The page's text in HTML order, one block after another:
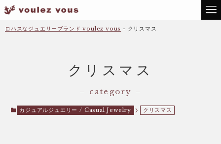
ロハスなジュエリーブランド voulez vous - クリスマス
クリスマス
– category –
カジュアルジュエリー / Casual Jewelry クリスマス